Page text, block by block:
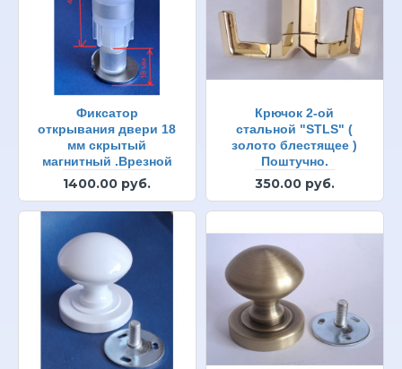
Фиксатор
открывания двери 18
мм скрытый
магнитный .Врезной
1400.00 руб.
Крючок 2-ой
стальной "STLS" (
золото блестящее )
Поштучно.
350.00 руб.